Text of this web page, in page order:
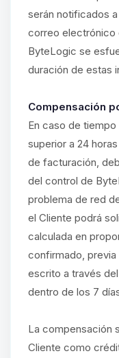
serán notificados
correo electrónico
ByteLogic se
duración de estas
Compensación
En caso de
superior a 24
de facturación,
del control de
problema de red
el Cliente podrá
calculada en
confirmado,
escrito a través
dentro de los 7
La compensación
Cliente como